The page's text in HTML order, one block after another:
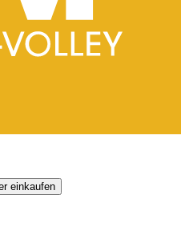
einkaufen